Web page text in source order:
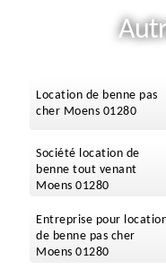
Location de benne pas
cher Moens 01280
Société location de
benne tout venant
Moens 01280
Entreprise pour
de benne pas cher
Moens 01280